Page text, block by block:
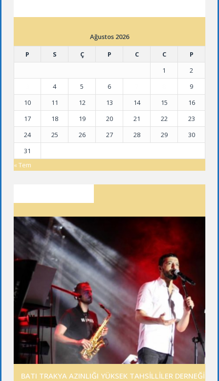
Ağustos 2026
P
S Ç P C C
P
1
2
4 5 6
9
10
11 12 13 14 15
16
17
18 19 20 21 22
23
24
25 26 27 28 29
30
31
« Tem
BATI TRAKYA AZINLIĞI YÜKSEK TAHSİLLİLER DERNEĞİ